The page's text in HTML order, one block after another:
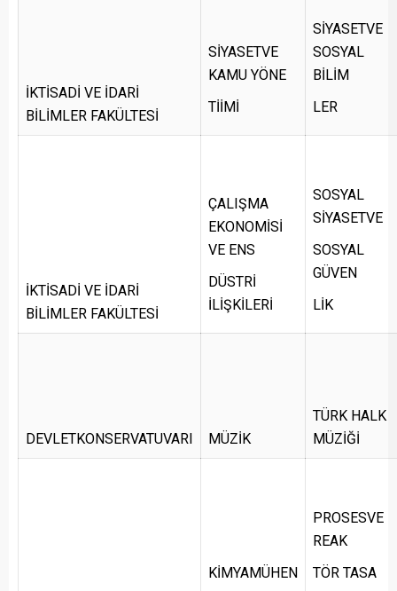
İKTİSADİ VE İDARİ
BİLİMLER FAKÜLTESİ
SİYASETVE
KAMU YÖNE
TİİMİ
SİYASETVE
SOSYAL
BİLİM
LER
İKTİSADİ VE İDARİ
BİLİMLER FAKÜLTESİ
ÇALIŞMA
EKONOMİSİ
VE ENS
DÜSTRİ
İLİŞKİLERİ
SOSYAL
SİYASETVE
SOSYAL
GÜVEN
LİK
DEVLETKONSERVATUVARI MÜZİK
TÜRK HALK
MÜZİĞİ
KİMYAMÜHEN
PROSESVE
REAK
TÖR TASA